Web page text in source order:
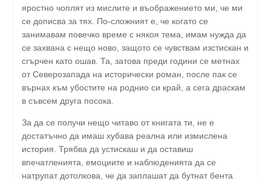
яростно чоплят из мислите и въображението ми, че ми
се дописва за тях. По-сложният е, че когато се
занимавам повечко време с някоя тема, имам нужда да
се захвана с нещо ново, защото се чувствам изстискан и
сгърчен като ошав. Та, затова преди години се метнах
от Северозапада на исторически роман, после пак се
върнах към убостите на роднио си край, а сега драскам
в съвсем друга посока.
За да се получи нещо читаво от книгата ти, не е
достатъчно да имаш хубава реална или измислена
история. Трябва да устискаш и да оставиш
впечатленията, емоциите и наблюденията да се
натрупат дотолкова, че да заплашат да бутнат бента